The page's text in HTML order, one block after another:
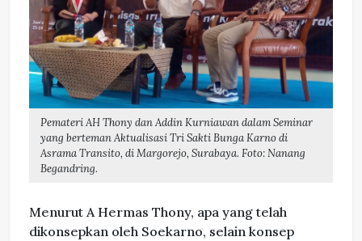
Pemateri AH Thony dan Addin Kurniawan dalam Seminar
yang berteman Aktualisasi Tri Sakti Bunga Karno di
Asrama Transito, di Margorejo, Surabaya. Foto: Nanang
Begandring.
Menurut A Hermas Thony, apa yang telah
dikonsepkan oleh Soekarno, selain konsep